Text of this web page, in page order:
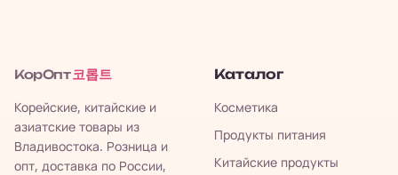
КорОпт 코롭트
Корейские, китайские и
азиатские товары из
Владивостока. Розница и
опт, доставка по России,
Каталог
Косметика
Продукты питания
Китайские продукты